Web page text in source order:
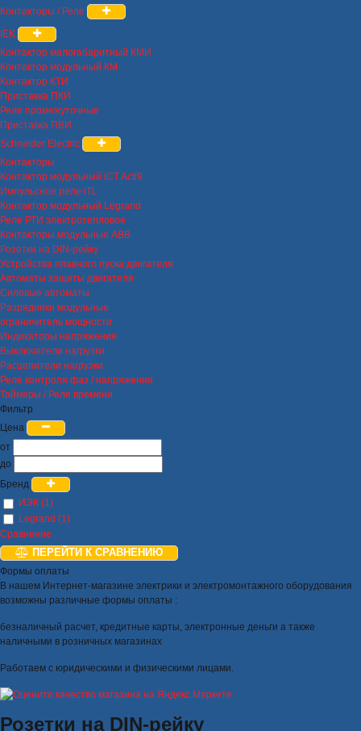
Контакторы / Реле
IEK
Контактор малогабаритный КМИ
Контактор модульный КМ
Контактор КТИ
Приставка ПКИ
Реле промежуточные
Приставка ПВИ
Schneider Electric
Контакторы
Контактор модульный iCT Acti9
Импульсное реле iTL
Контактор модульный Legrand
Реле РТИ электротепловое
Контакторы модульные ABB
Розетки на DIN-рейку
Устройства плавного пуска двигателя
Автоматы защиты двигателя
Силовые автоматы
Разрядники модульные
ограничитель мощности
Индикаторы напряжения
Выключатели нагрузки
Расцепители нагрузки
Реле контроля фаз / напряжения
Таймеры / Реле времени
Фильтр
Цена
от
до
Бренд
ИЭК (1)
Legrand (1)
Сравнение
ПЕРЕЙТИ К СРАВНЕНИЮ
Формы оплаты
В нашем Интернет-магазине электрики и электромонтажного оборудования
возможны различные формы оплаты :
безналичный расчет, кредитные карты, электронные деньги а также
наличными в розничных магазинах
Работаем с юридическими и физическими лицами.
Розетки на DIN-рейку